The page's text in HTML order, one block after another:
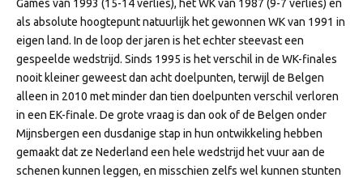
Games van 1993 (15-14 verlies), het WK van 1987 (9-7 verlies) en
als absolute hoogtepunt natuurlijk het gewonnen WK van 1991 in
eigen land. In de loop der jaren is het echter steevast een
gespeelde wedstrijd. Sinds 1995 is het verschil in de WK-finales
nooit kleiner geweest dan acht doelpunten, terwijl de Belgen
alleen in 2010 met minder dan tien doelpunten verschil verloren
in een EK-finale. De grote vraag is dan ook of de Belgen onder
Mijnsbergen een dusdanige stap in hun ontwikkeling hebben
gemaakt dat ze Nederland een hele wedstrijd het vuur aan de
schenen kunnen leggen, en misschien zelfs wel kunnen stunten